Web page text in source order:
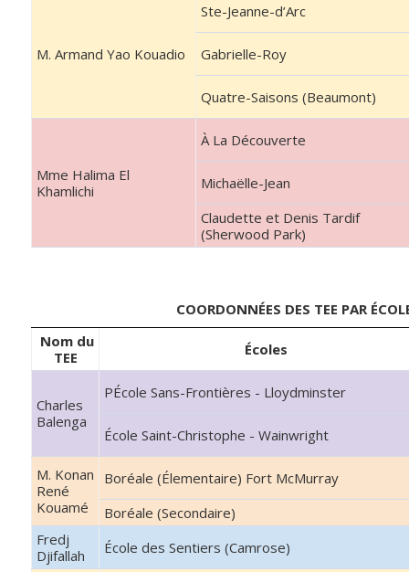
M. Armand Yao Kouadio
Ste-Jeanne-d’Arc
Gabrielle-Roy
Quatre-Saisons (Beaumont)
Mme Halima El
Khamlichi
À La Découverte
Michaëlle-Jean
Claudette et Denis Tardif
(Sherwood Park)
COORDONNÉES DES TEE PAR
Nom du
TEE
Écoles
Charles
Balenga
PÉcole Sans-Frontières - Lloydminster
École Saint-Christophe - Wainwright
M. Konan
René
Kouamé
Boréale (Élementaire) Fort McMurray
Boréale (Secondaire)
Fredj
Djifallah
École des Sentiers (Camrose)